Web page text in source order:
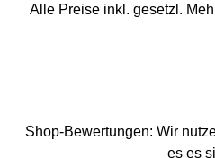
Alle Preise inkl. gesetzl.
Shop-Bewertungen: Wir
es es